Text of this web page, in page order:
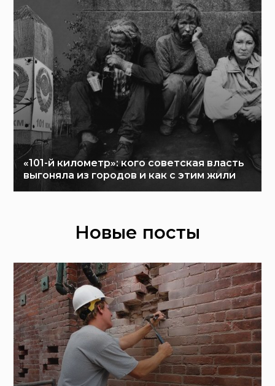
«101-й километр»: кого советская власть
выгоняла из городов и как с этим жили
Новые посты